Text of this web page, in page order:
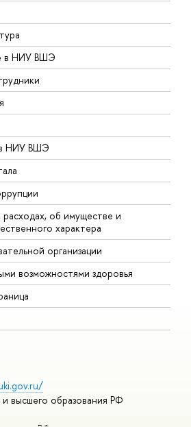
в НИУ ВШЭ
НИУ ВШЭ
об имуществе и
характера
организации
возможностями здоровья
высшего образования РФ